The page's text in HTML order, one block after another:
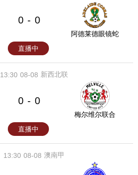
0 - 0
阿德莱德眼镜蛇
直播中
08-08
13:30 新西北联
0 - 0
梅尔维尔联合
直播中
08-08
13:30 澳南甲